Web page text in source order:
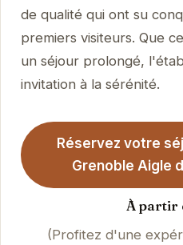
de qualité qui ont su
premiers visiteurs. Que
un séjour prolongé,
invitation à la sérénité.
Réservez votre
Grenoble Aigle
À partir
(Profitez d'une